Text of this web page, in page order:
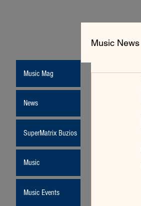
Music News
Music Mag
News
SuperMatrix Buzios
Music
Music Events